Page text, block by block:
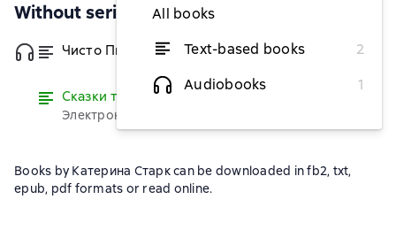
All books
Text-based books
2
Audiobooks
1
Without series
Чисто Питерская Хтонь from $2.46
Сказки тётушки Старк
Электронная версия бесплатно
Books by Катерина Старк can be downloaded in fb2, txt,
epub, pdf formats or read online.